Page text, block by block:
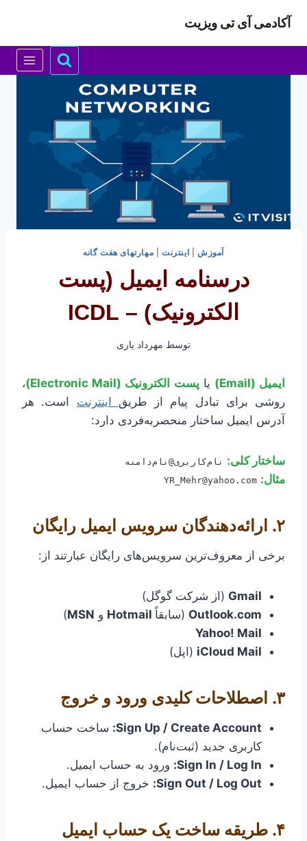
محتوا
آکادمی آی تی ویزیت
آموزش اینترنت مهارتهای هفت گانه
درسنامه ایمیل (پست
الکترونیک) – ICDL
توسط مهرداد یاری
ایمیل (Email) یا پست الکترونیک (Electronic Mail)
،
روشی برای تبادل پیام از طریق اینترنت است. هر
آدرس ایمیل ساختار منحصربه‌فردی دارد:
ساختار کلی: نام‌کاربری@نام‌دامنه
مثال: YR_Mehr@yahoo.com
۲. ارائه‌دهندگان سرویس ایمیل رایگان
برخی از معروف‌ترین سرویس‌های رایگان عبارتند از:
Gmail (از شرکت گوگل)
Outlook.com (سابقاً و MSN
)
Yahoo! Mail
iCloud Mail (اپل)
۳. اصطلاحات کلیدی ورود و خروج
Sign Up / Create Account: ساخت حساب
کاربری جدید (ثبت‌نام).
Sign In / Log In: ورود به حساب ایمیل.
Sign Out / Log Out: خروج از حساب ایمیل.
۴. طریقه ساخت یک حساب ایمیل